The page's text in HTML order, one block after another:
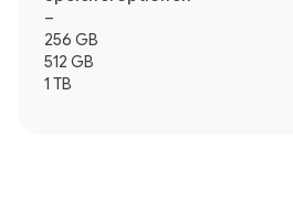
–
256 GB
512 GB
1 TB